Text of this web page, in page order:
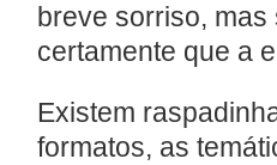
breve sorriso,
certamente que a
Existem
formatos, as